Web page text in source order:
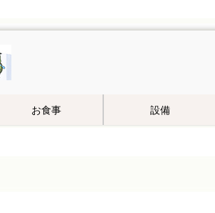
お食事 設備